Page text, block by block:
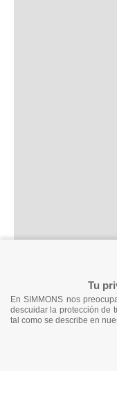
Tu
En SIMMONS nos
descuidar la protección de
tal como se describe en